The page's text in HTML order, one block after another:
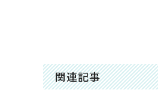
関連記事